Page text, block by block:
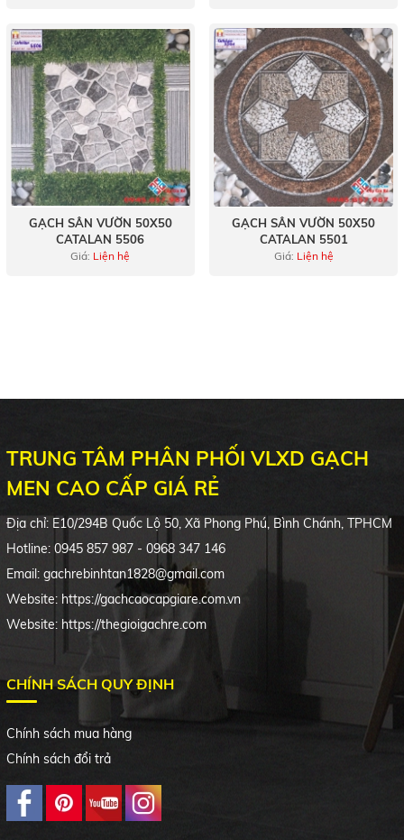
GẠCH SÂN VƯỜN 50X50
CATALAN 5506
Giá: Liện hệ
GẠCH SÂN VƯỜN 50X50
CATALAN 5501
Giá: Liện hệ
TRUNG TÂM PHÂN PHỐI VLXD GẠCH
MEN CAO CẤP GIÁ RẺ
Địa chỉ: E10/294B Quốc Lộ 50, Xã Phong Phú, Bình Chánh, TPHCM
Hotline: 0945 857 987 - 0968 347 146
Email: gachrebinhtan1828@gmail.com
Website: https://gachcaocapgiare.com.vn
Website: https://thegioigachre.com
CHÍNH SÁCH QUY ĐỊNH
Chính sách mua hàng
Chính sách đổi trả